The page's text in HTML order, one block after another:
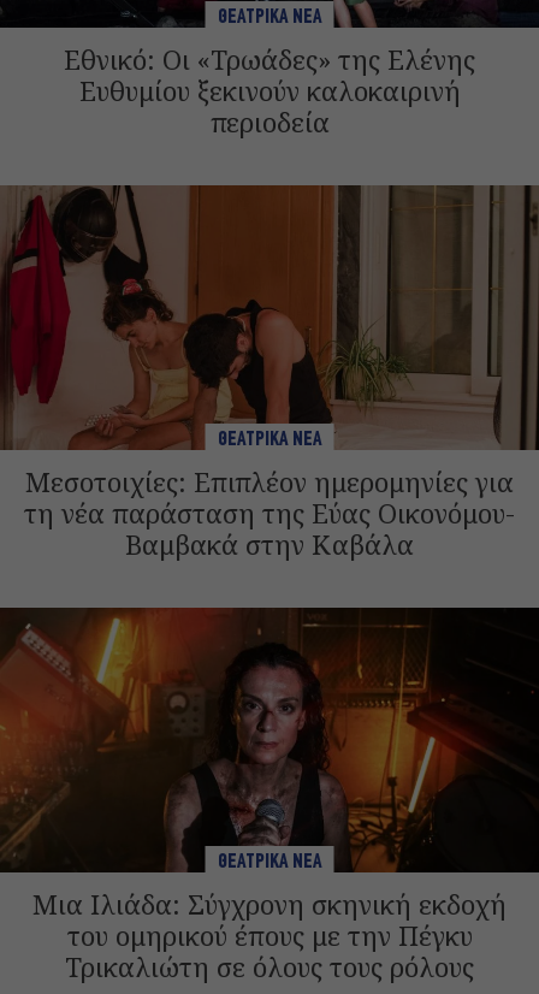
ΘΕΑΤΡΙΚΑ ΝΕΑ
Εθνικό: Οι «Τρωάδες» της Ελένης
Ευθυμίου ξεκινούν καλοκαιρινή
περιοδεία
ΘΕΑΤΡΙΚΑ ΝΕΑ
Μεσοτοιχίες: Επιπλέον ημερομηνίες για
τη νέα παράσταση της Εύας Οικονόμου-
Βαμβακά στην Καβάλα
ΘΕΑΤΡΙΚΑ ΝΕΑ
Μια Ιλιάδα: Σύγχρονη σκηνική εκδοχή
του ομηρικού έπους με την Πέγκυ
Τρικαλιώτη σε όλους τους ρόλους